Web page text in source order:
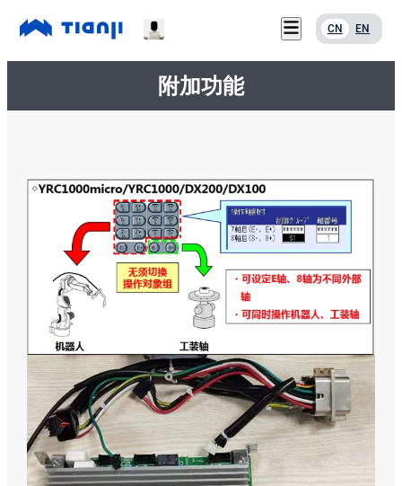
CN EN
服务支持
新闻资讯
首页
服务支持
关于我们
下载中心
附加功能